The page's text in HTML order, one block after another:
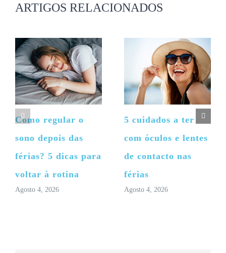
ARTIGOS RELACIONADOS
Como regular o
sono depois das
férias? 5 dicas para
voltar à rotina
Agosto 4, 2026
5 cuidados a ter
com óculos e lentes
de contacto nas
férias
Agosto 4, 2026